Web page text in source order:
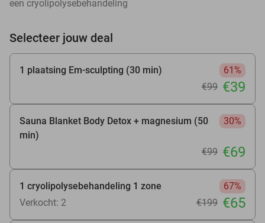
een cryolipolysebehandeling
Selecteer jouw deal
1 plaatsing Em-sculpting (30 min)
61%
€99 €39
Sauna Blanket Body Detox + magnesium (50
min)
30%
€99 €69
1 cryolipolysebehandeling 1 zone
67%
Verkocht: 2
€199 €65